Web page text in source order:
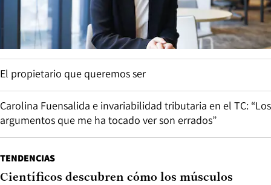
El propietario que queremos ser
Carolina Fuensalida e invariabilidad tributaria en el TC: “Los
argumentos que me ha tocado ver son errados”
TENDENCIAS
Científicos descubren cómo los músculos